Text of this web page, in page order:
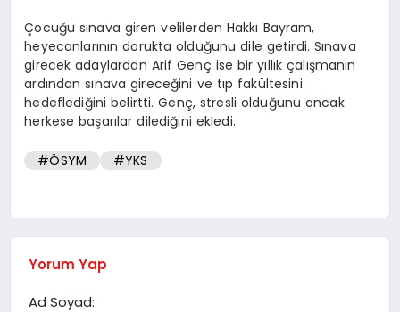
Çocuğu sınava giren velilerden Hakkı Bayram,
heyecanlarının dorukta olduğunu dile getirdi. Sınava
girecek adaylardan Arif Genç ise bir yıllık çalışmanın
ardından sınava gireceğini ve tıp fakültesini
hedeflediğini belirtti. Genç, stresli olduğunu ancak
herkese başarılar dilediğini ekledi.
#ÖSYM #YKS
Yorum Yap
Ad Soyad: